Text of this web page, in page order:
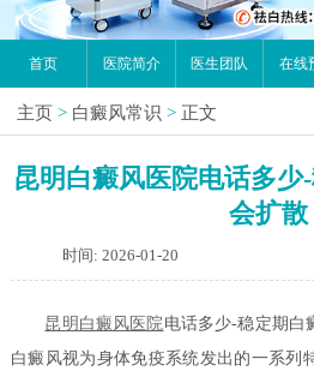
首页 医院简介 医生团队 在线
主页 > 白癜风常识 > 正文
昆明白癜风医院电话多少
会扩散
时间: 2026-01-20
昆明白癜风医院电话多少-稳定期白
白癜风视为身体免疫系统发出的一系列